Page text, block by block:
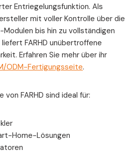
Entriegelungsfunktion. Als
mit voller Kontrolle über die
bis hin zu vollständigen
FARHD unübertroffene
Erfahren Sie mehr über ihr
ODM-Fertigungsseite.
FARHD sind ideal für:
Home-Lösungen